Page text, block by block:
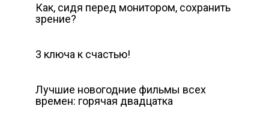
Как, сидя перед монитором, сохранить
зрение?
3 ключа к счастью!
Лучшие новогодние фильмы всех
времен: горячая двадцатка